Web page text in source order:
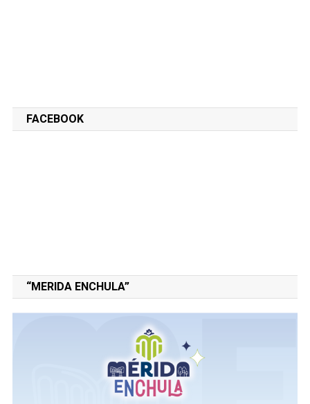
FACEBOOK
“MERIDA ENCHULA”